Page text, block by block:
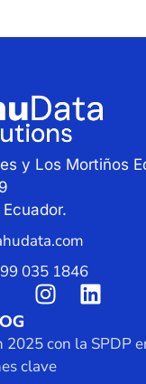
y Los Mortiños
035 1846
2025 con la SPDP
clave